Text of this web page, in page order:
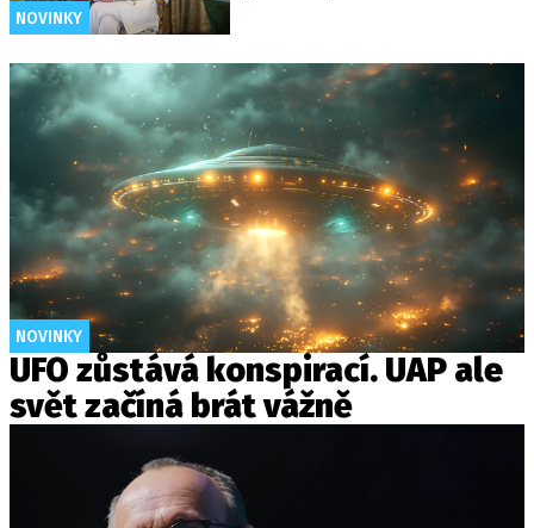
NOVINKY
NOVINKY
UFO zůstává konspirací. UAP ale
svět začíná brát vážně